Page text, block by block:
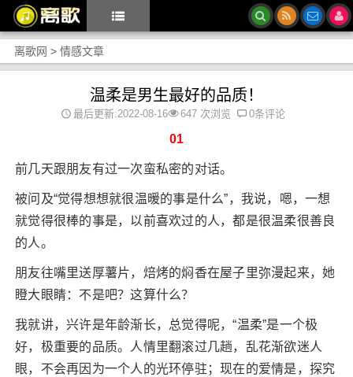
离歌网 > 情感文章
温柔是男生最好的品质！
最后更新:2022-08-16 647 次浏览 0条评论
01
前几天跟朋友有过一次蛮私密的对话。
被问及“觉得想想就很温暖的事是什么”，我说，嗯，一想
就觉得很棒的事是，以前喜欢过的人，都是很温柔很善良
的人。
朋友往嘴里送厚薯片，焙烤的焖香在屋子里弥漫起来，她
瞪大眼睛：不是吧？这算什么？
我就讲，兴许是年龄渐长，总觉得呢，“温柔”是一个极
好，极重要的品质。人情里翻滚过几趟，乱花渐欲迷人
眼，不会再因为一个人的光环停驻；现在的爱情是，探究